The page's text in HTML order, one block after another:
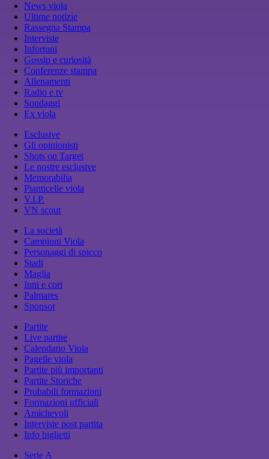
News viola
Ultime notizie
Rassegna Stampa
Interviste
Infortuni
Gossip e curiosità
Conferenze stampa
Allenamenti
Radio e tv
Sondaggi
Ex viola
Esclusive
Gli opinionisti
Shots on Target
Le nostre esclusive
Memorabilia
Pianticelle viola
V.I.P.
VN scout
La società
Campioni Viola
Personaggi di spicco
Stadi
Maglia
Inni e cori
Palmares
Sponsor
Partite
Live partite
Calendario Viola
Pagelle viola
Partite più importanti
Partite Storiche
Probabili formazioni
Formazioni ufficiali
Amichevoli
Interviste post partita
Info biglietti
Serie A